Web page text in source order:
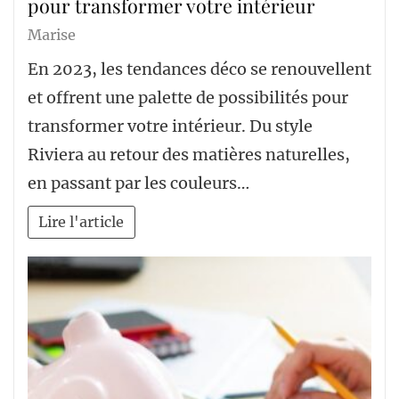
pour transformer votre intérieur
Marise
En 2023, les tendances déco se renouvellent
et offrent une palette de possibilités pour
transformer votre intérieur. Du style
Riviera au retour des matières naturelles,
en passant par les couleurs…
Lire l'article